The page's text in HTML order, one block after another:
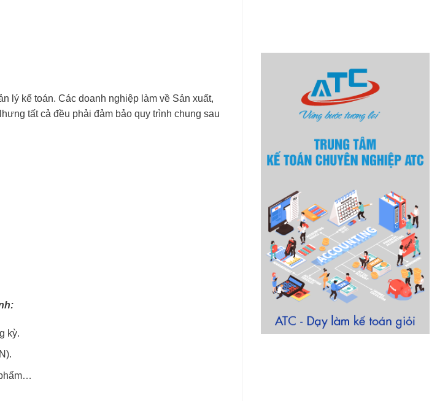
lý kế toán. Các doanh nghiệp làm về Sản xuất,
tất cả đều phải đảm bảo quy trình chung sau
kỳ.